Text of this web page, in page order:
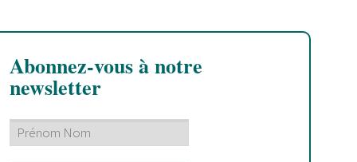
Abonnez-vous à notre
newsletter